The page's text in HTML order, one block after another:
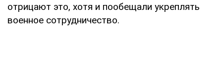
отрицают это, хотя и пообещали укреплять
военное сотрудничество.